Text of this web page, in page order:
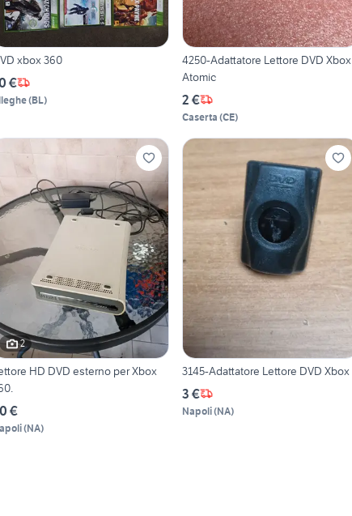
xbox 360
€
(BL)
4250-Adattatore Lettore DVD Xbox
Atomic
2 €
Caserta (CE)
2
HD DVD esterno per Xbox
€
(NA)
3145-Adattatore Lettore DVD Xbox
3 €
Napoli(NA)